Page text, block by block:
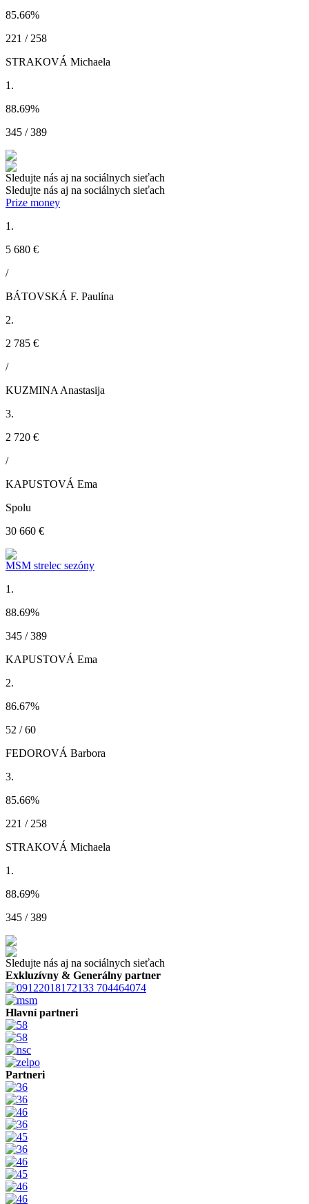
85.66%
221 / 258
STRAKOVÁ Michaela
1.
88.69%
345 / 389
Sledujte nás aj na sociálnych sieťach
Sledujte nás aj na sociálnych sieťach
Prize money
1.
5 680 €
/
BÁTOVSKÁ F. Paulína
2.
2 785 €
/
KUZMINA Anastasija
3.
2 720 €
/
KAPUSTOVÁ Ema
Spolu
30 660 €
MSM strelec sezóny
1.
88.69%
345 / 389
KAPUSTOVÁ Ema
2.
86.67%
52 / 60
FEDOROVÁ Barbora
3.
85.66%
221 / 258
STRAKOVÁ Michaela
1.
88.69%
345 / 389
Sledujte nás aj na sociálnych sieťach
Exkluzívny & Generálny partner
Hlavní partneri
Partneri